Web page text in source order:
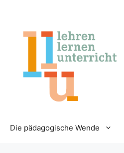
springen
Die pädagogische Wende